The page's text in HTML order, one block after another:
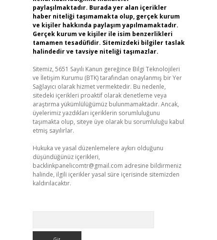
paylaşılmaktadır. Burada yer alan içerikler
haber niteliği taşımamakta olup, gerçek kurum
ve kişiler hakkında paylaşım yapılmamaktadır.
Gerçek kurum ve kişiler ile isim benzerlikleri
tamamen tesadüfidir. Sitemizdeki bilgiler taslak
halindedir ve tavsiye niteliği taşımazlar.
Sitemiz, 5651 Sayılı Kanun gereğince Bilgi Teknolojileri
ve İletişim Kurumu (BTK) tarafından onaylanmış bir Yer
Sağlayıcı olarak hizmet vermektedir. Bu nedenle,
sitedeki içerikleri proaktif olarak denetleme veya
araştırma yükümlülüğümüz bulunmamaktadır. Ancak,
üyelerimiz yazdıkları içeriklerin sorumluluğunu
taşımakta olup, siteye üye olarak bu sorumluluğu kabul
etmiş sayılırlar.
Hukuka ve yasal düzenlemelere aykırı olduğunu
düşündüğünüz içerikleri,
backlinkpanelicomtr@gmail.com adresine bildirmeniz
halinde, ilgili içerikler yasal süre içerisinde sitemizden
kaldırılacaktır.